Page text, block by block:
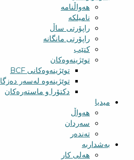
هەواڵنامە
نامیلکە
راپۆرتی ساڵ
راپۆرتی مانگانە
کتێب
توێژینەوەکان
توێژینەوەکانی BCF​
توێژینەوە لەسەر دەزگا
دکتۆرا و ماستەرەکان
میدیا
‌‌هەواڵ
سه‌ردان
تەندەر
بەشداربە
هەلی کار